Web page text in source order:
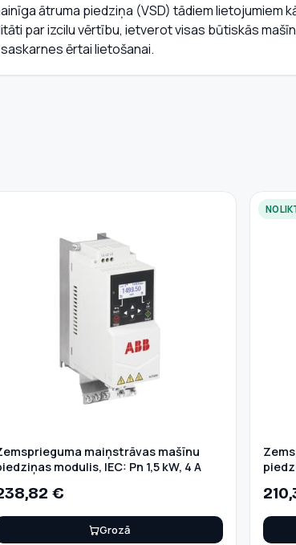
ātruma piedziņa (VSD) tādiem
par izcilu vērtību, ietverot visas būtiskās
ērtai lietošanai.
maiņstrāvas mašīnu
modulis, IEC: Pn 1,5 kW, 4 A
€
Grozā